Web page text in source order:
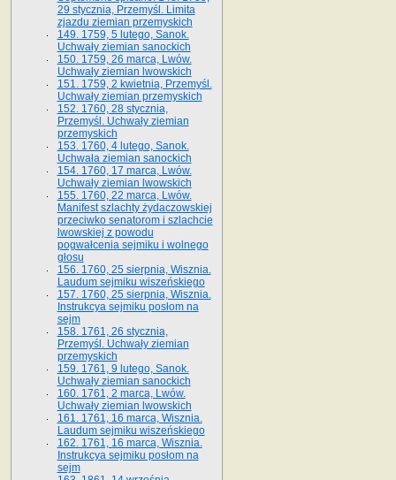
29 stycznia, Przemyśl. Limita
zjazdu ziemian przemyskich
149. 1759, 5 lutego, Sanok.
Uchwały ziemian sanockich
150. 1759, 26 marca, Lwów.
Uchwały ziemian lwowskich
151. 1759, 2 kwietnia, Przemyśl.
Uchwały ziemian przemyskich
152. 1760, 28 stycznia,
Przemyśl. Uchwały ziemian
przemyskich
153. 1760, 4 lutego, Sanok.
Uchwała ziemian sanockich
154. 1760, 17 marca, Lwów.
Uchwały ziemian lwowskich
155. 1760, 22 marca, Lwów.
Manifest szlachty żydaczowskiej
przeciwko senatorom i szlachcie
lwowskiej z po­wodu
pogwałcenia sejmiku i wolnego
głosu
156. 1760, 25 sierpnia, Wisznia.
Laudum sejmiku wiszeńskiego
157. 1760, 25 sierpnia, Wisznia.
Instrukcya sejmiku posłom na
sejm
158. 1761, 26 stycznia,
Przemyśl. Uchwały ziemian
przemyskich
159. 1761, 9 lutego, Sanok.
Uchwały ziemian sanockich
160. 1761, 2 marca, Lwów.
Uchwały ziemian lwowskich
161. 1761, 16 marca, Wisznia.
Laudum sejmiku wiszeńskiego
162. 1761, 16 marca, Wisznia.
Instrukcya sejmiku posłom na
sejm